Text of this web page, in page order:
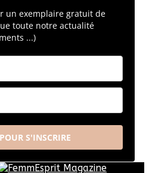
un exemplaire gratuit de
toute notre actualité
...)
S'INSCRIRE